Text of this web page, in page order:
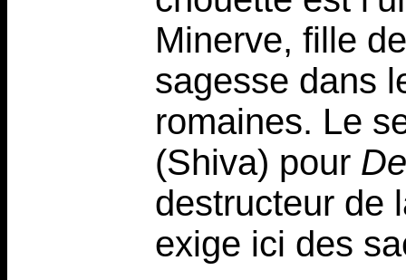
Minerve, fille
sagesse dans
romaines. Le
(Shiva) pour
destructeur de
exige ici des